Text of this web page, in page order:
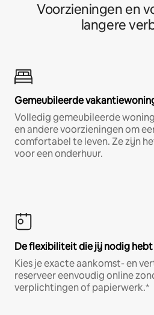
Voorzieningen en
langere
Gemeubileerde
Volledig gemeubileerde
en andere voorzieningen om
comfortabel te leven. Ze zijn
voor een onderhuur.
De flexibiliteit die jij nodig hebt
Kies je exacte aankomst- en
reserveer eenvoudig online
verplichtingen of papierwerk.*